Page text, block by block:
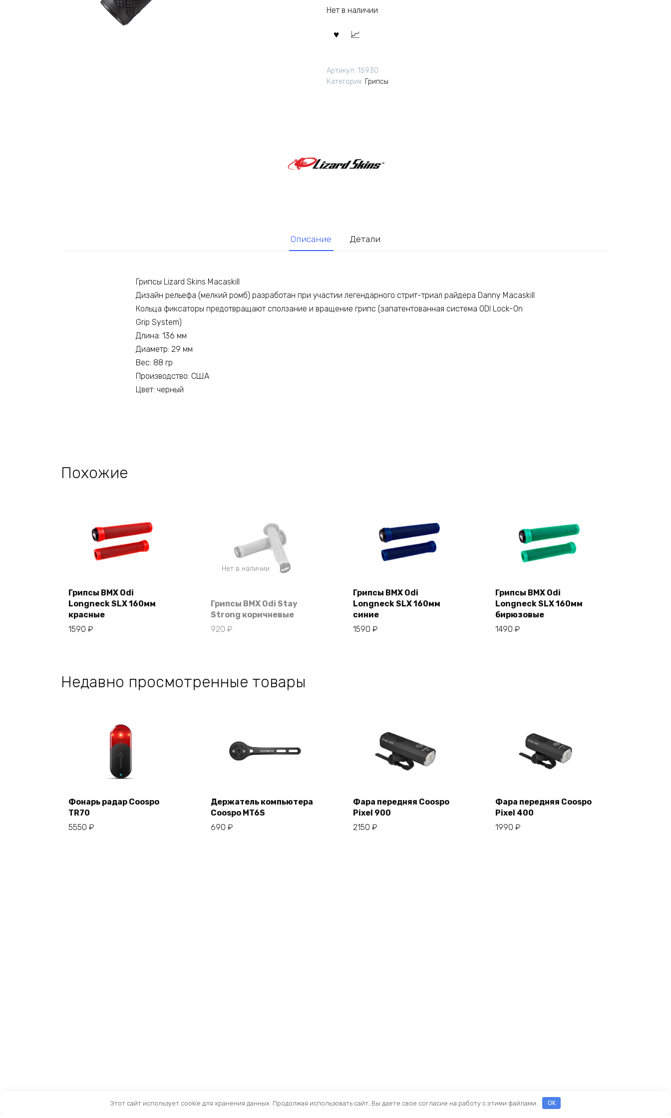
Нет в наличии
Артикул: 15930
Категория: Грипсы
Описание Детали
Грипсы Lizard Skins Macaskill
Дизайн рельефа (мелкий ромб) разработан при участии легендарного стрит-триал райдера Danny Macaskill
Кольца фиксаторы предотвращают сползание и вращение грипс (запатентованная система ODI Lock-On
Grip System)
Длина: 136 мм
Диаметр: 29 мм
Вес: 88 гр
Производство: США
Цвет: черный
Похожие
Грипсы BMX Odi
Longneck SLX 160мм
красные
1590 ₽
Нет в наличии
Грипсы BMX Odi Stay
Strong коричневые
920 ₽
Грипсы BMX Odi
Longneck SLX 160мм
синие
1590 ₽
В корзину
Грипсы BMX Odi
Longneck SLX 160мм
бирюзовые
1490 ₽
Недавно просмотренные товары
Фонарь радар Coospo
TR70
5550 ₽
Держатель компьютера
Coospo MT6S
690 ₽
Фара передняя Coospo
Pixel 900
2150 ₽
Фара передняя Coospo
Pixel 400
1990 ₽
Этот сайт использует cookie для хранения данных. Продолжая использовать сайт, Вы даете свое согласие на работу с этими файлами. OK